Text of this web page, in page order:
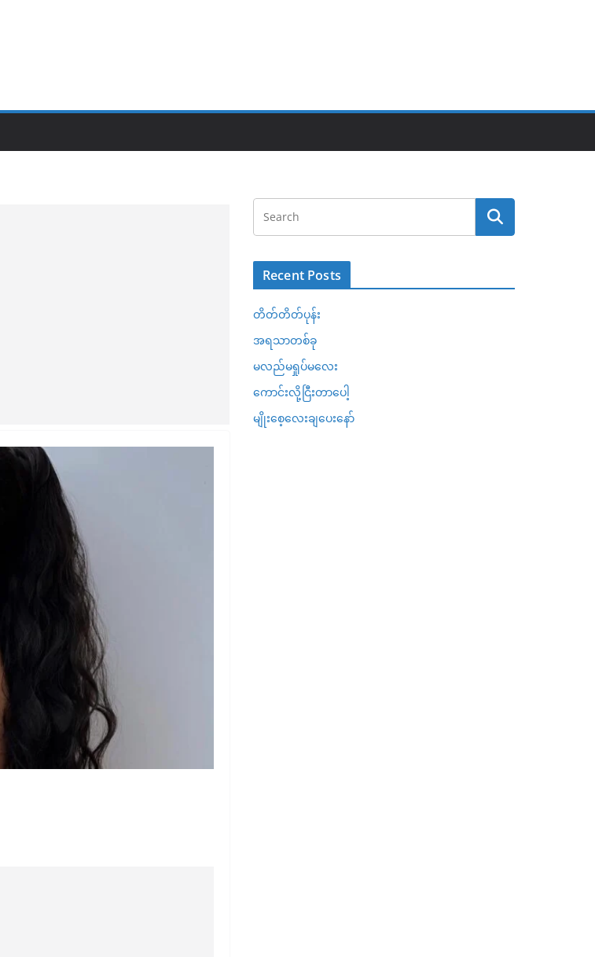
Recent Posts
တိတ်တိတ်ပုန်း
အရသာတစ်ခု
မလည်မရှုပ်မလေး
ကောင်းလို့ငြီးတာပေါ့
မျိုးစေ့လေးချပေးနော်